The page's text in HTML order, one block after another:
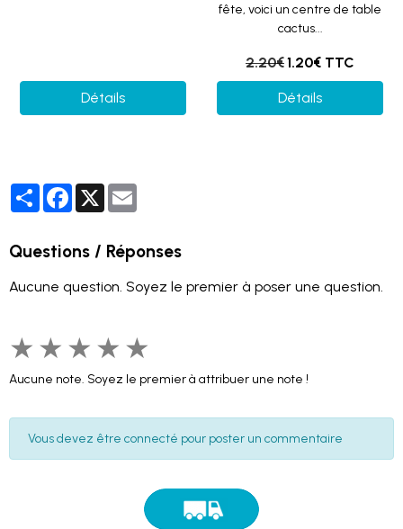
Détails
fête, voici un centre de table
cactus...
2.20€1.20€ TTC
Détails
PartagerFacebook
X
Questions / Réponses
Aucune question. Soyez le premier à poser une question.
★ ★ ★ ★ ★
Aucune note. Soyez le premier à attribuer une note !
Vous devez être connecté pour poster un commentaire